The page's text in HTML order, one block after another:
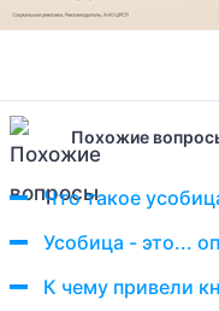
Похожие
Что такое
Усобица - это...
К чему привели